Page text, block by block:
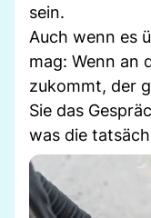
sein.
Auch wenn es
mag: Wenn an
zukommt, der
Sie das
was die